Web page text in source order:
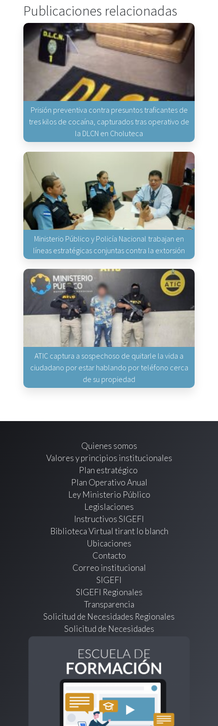
Publicaciones relacionadas
Prisión preventiva contra presuntos traficantes de
tres kilos de cocaína, capturados tras operativo de
la DLCN en Choluteca
Ministerio Público y Policía Nacional trabajan en
líneas estratégicas conjuntas contra la extorsión
ATIC captura a sospechoso de quitarle la vida a
ciudadano por estar hablando por teléfono cerca
de su propiedad
Quienes somos
Valores y principios institucionales
Plan estratégico
Plan Operativo Anual
Ley Ministerio Público
Legislaciones
Instructivos SIGEFI
Biblioteca Virtual tirant lo blanch
Ubicaciones
Contacto
Correo institucional
SIGEFI
SIGEFI Regionales
Transparencia
Solicitud de Necesidades Regionales
Solicitud de Necesidades